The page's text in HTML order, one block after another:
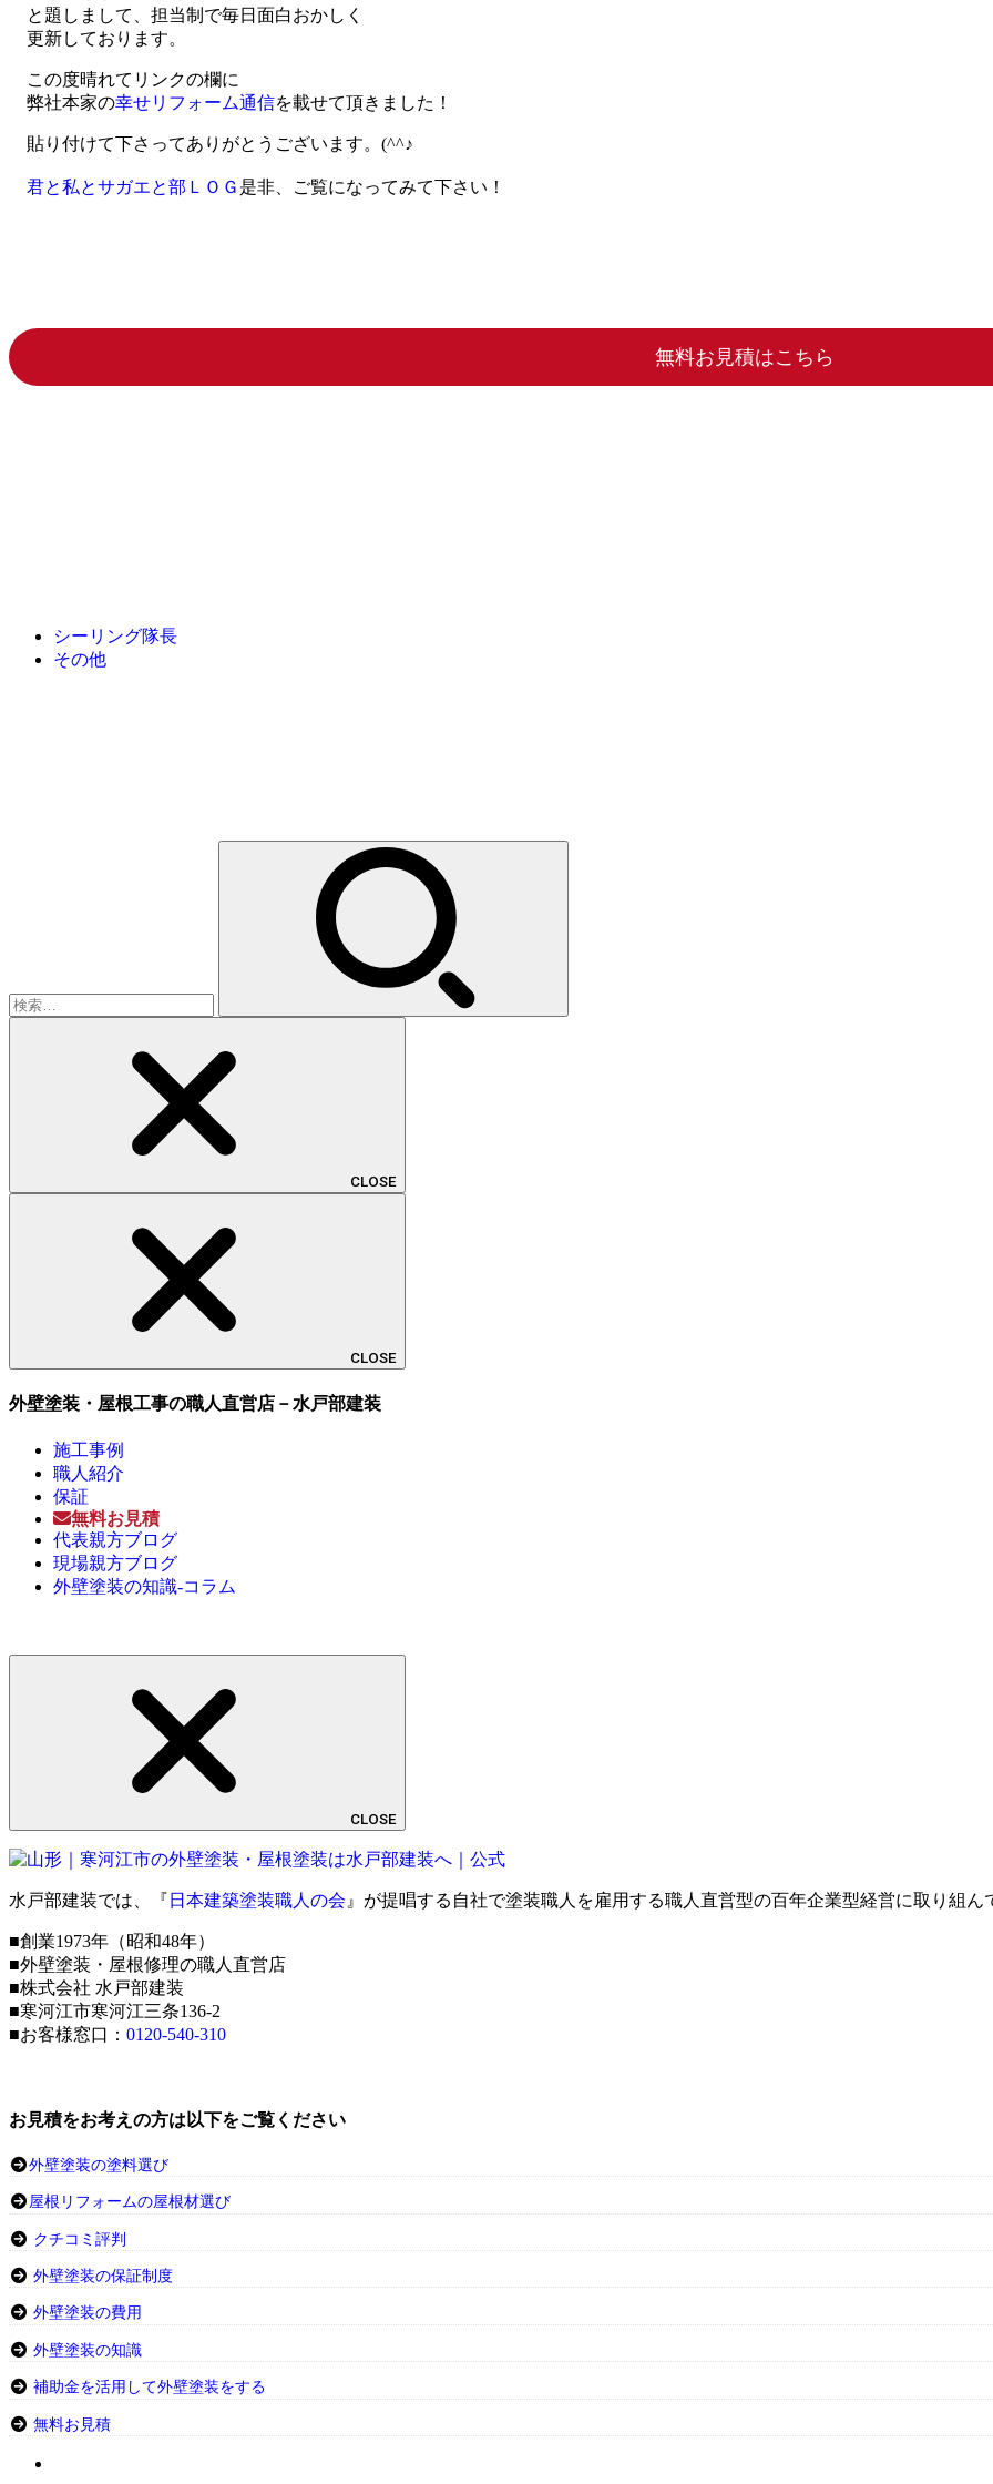
と題しまして、担当制で毎日面白おかしく
更新しております。
この度晴れてリンクの欄に
弊社本家の幸せリフォーム通信を載せて頂きました！
貼り付けて下さってありがとうございます。(^^♪
君と私とサガエと部ＬＯＧ 是非、ご覧になってみて下さい！
無料お見積はこちら
シーリング隊長
その他
CLOSE
CLOSE
外壁塗装・屋根工事の職人直営店－水戸部建装
施工事例
職人紹介
保証
無料お見積
代表親方ブログ
現場親方ブログ
外壁塗装の知識-コラム
CLOSE
水戸部建装では、『 日本建築塗装職人の会 』が提唱する自社で塗装職人を雇用する職人直営型の百年企業型経営に取り組ん
■創業1973年（昭和48年）
■外壁塗装・屋根修理の職人直営店
■株式会社 水戸部建装
■寒河江市寒河江三条136-2
■お客様窓口： 0120-540-310
お見積をお考えの方は以下をご覧ください
外壁塗装の塗料選び
屋根リフォームの屋根材選び
クチコミ評判
外壁塗装の保証制度
外壁塗装の費用
外壁塗装の知識
補助金を活用して外壁塗装をする
無料お見積